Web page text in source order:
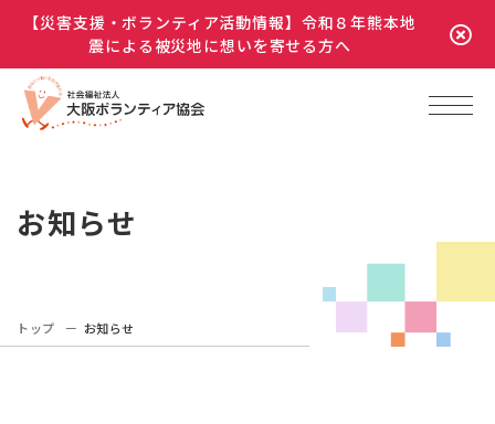
【災害支援・ボランティア活動情報】令和８年熊本地
震による被災地に想いを寄せる方へ
お知らせ
トップ お知らせ